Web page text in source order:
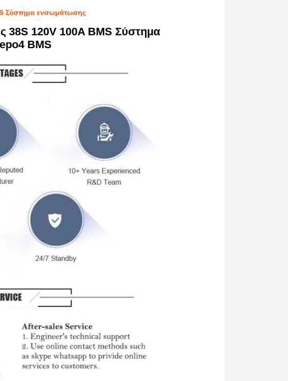
Σύστημα ενσωμάτωσης
38S 120V 100A BMS Σύστημα
BMS